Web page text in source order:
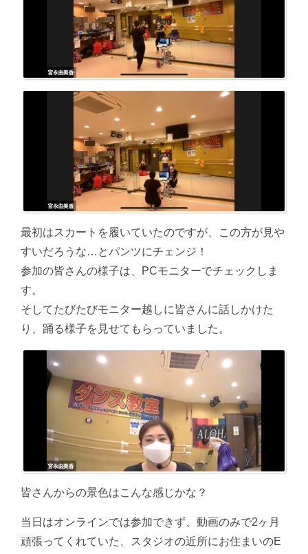
最初はスカートを履いていたのですが、この方が見や
すいだろうな…とパンツにチェンジ！
参加の皆さんの様子は、PCモニターでチェックしま
す。
そしてたびたびモニター越しに皆さんに話しかけた
り、踊る様子を見せてもらっていました。
皆さんからの景色はこんな感じかな？
当日はオンラインでは参加できず、動画のみで2ヶ月
頑張ってくれていた、スタジオの近所にお住まいのE